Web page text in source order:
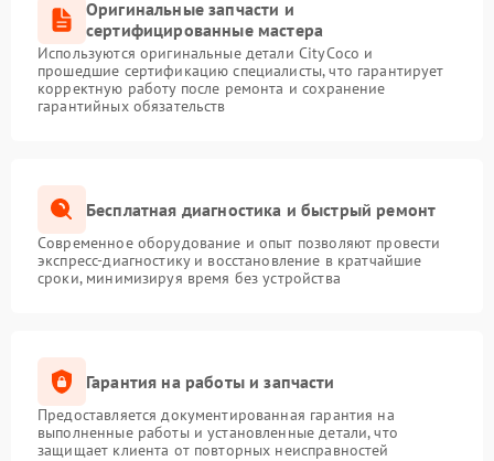
Оригинальные запчасти и
сертифицированные мастера
Используются оригинальные детали CityCoco и
прошедшие сертификацию специалисты, что гарантирует
корректную работу после ремонта и сохранение
гарантийных обязательств
Бесплатная диагностика и быстрый ремонт
Современное оборудование и опыт позволяют провести
экспресс-диагностику и восстановление в кратчайшие
сроки, минимизируя время без устройства
Гарантия на работы и запчасти
Предоставляется документированная гарантия на
выполненные работы и установленные детали, что
защищает клиента от повторных неисправностей